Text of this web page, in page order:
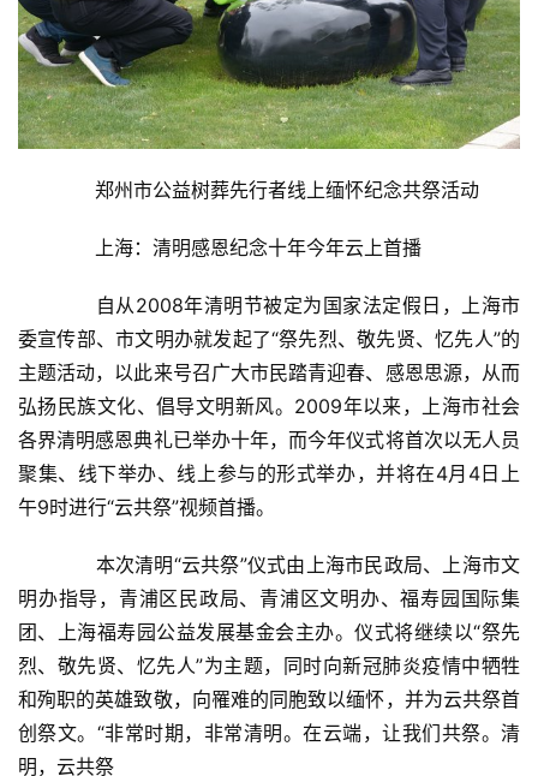
房
产
家
具
女
性
时
尚
健
讯
关
于
我
们
郑州市公益树葬先行者线上缅怀纪念共祭活动
上海：清明感恩纪念十年今年云上首播
自从2008年清明节被定为国家法定假日，上海市
委宣传部、市文明办就发起了“祭先烈、敬先贤、忆先人”的
主题活动，以此来号召广大市民踏青迎春、感恩思源，从而
弘扬民族文化、倡导文明新风。2009年以来，上海市社会
各界清明感恩典礼已举办十年，而今年仪式将首次以无人员
聚集、线下举办、线上参与的形式举办，并将在4月4日上
午9时进行“云共祭”视频首播。
本次清明“云共祭”仪式由上海市民政局、上海市文
明办指导，青浦区民政局、青浦区文明办、福寿园国际集
团、上海福寿园公益发展基金会主办。仪式将继续以“祭先
烈、敬先贤、忆先人”为主题，同时向新冠肺炎疫情中牺牲
和殉职的英雄致敬，向罹难的同胞致以缅怀，并为云共祭首
创祭文。“非常时期，非常清明。在云端，让我们共祭。清
明，云共祭